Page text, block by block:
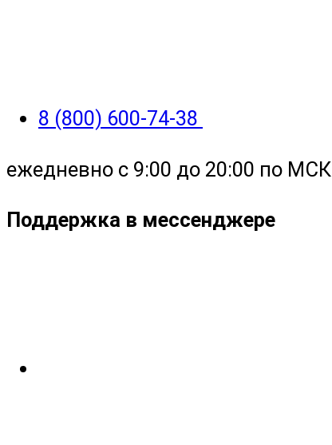
8 (800) 600-74-38
ежедневно с 9:00 до 20:00 по МСК
Поддержка в мессенджере